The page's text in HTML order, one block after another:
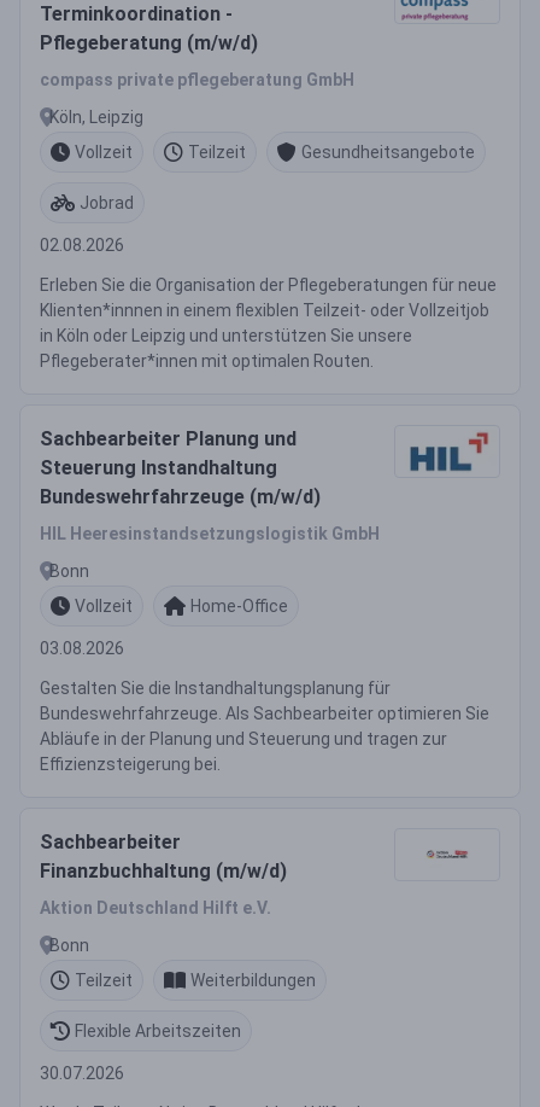
Terminkoordination -
Pflegeberatung (m/w/d)
compass private pflegeberatung GmbH
Köln, Leipzig
Vollzeit
Teilzeit Gesundheitsangebote
Jobrad
02.08.2026
Erleben Sie die Organisation der Pflegeberatungen für neue
Klienten*innnen in einem flexiblen Teilzeit- oder Vollzeitjob
in Köln oder Leipzig und unterstützen Sie unsere
Pflegeberater*innen mit optimalen Routen.
Sachbearbeiter Planung und
Steuerung Instandhaltung
Bundeswehrfahrzeuge (m/w/d)
HIL Heeresinstandsetzungslogistik GmbH
Bonn
Vollzeit
Home-Office
03.08.2026
Gestalten Sie die Instandhaltungsplanung für
Bundeswehrfahrzeuge. Als Sachbearbeiter optimieren Sie
Abläufe in der Planung und Steuerung und tragen zur
Effizienzsteigerung bei.
Sachbearbeiter
Finanzbuchhaltung (m/w/d)
Aktion Deutschland Hilft e.V.
Bonn
Teilzeit
Weiterbildungen
Flexible Arbeitszeiten
30.07.2026